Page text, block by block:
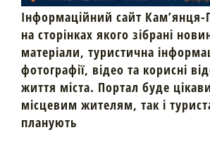
Інформаційний сайт Кам’янця-
на сторінках якого зібрані
матеріали, туристична
фотографії, відео та корисні
життя міста. Портал буде
місцевим жителям, так і
планують